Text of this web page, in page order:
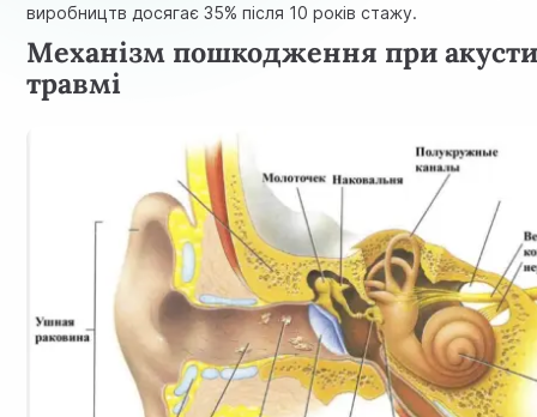
виробництв досягає 35% після 10 років стажу.
Механізм пошкодження при
травмі